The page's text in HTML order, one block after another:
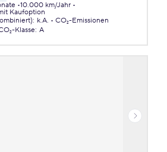
10.000 km/Jahr
Kaufoption
: k.A.
CO₂-Emissionen
Klasse: A